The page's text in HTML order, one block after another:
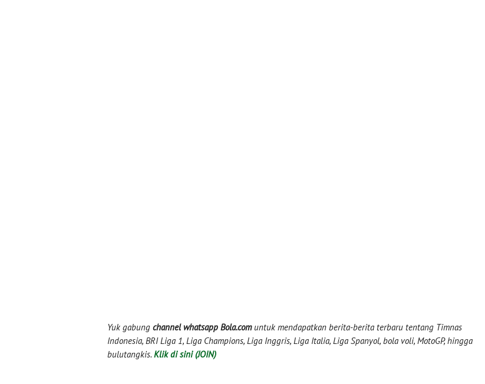
Yuk gabung channel whatsapp Bola.comuntuk mendapatkan berita-berita terbaru tentang Timnas
Indonesia, BRI Liga 1, Liga Champions, Liga Inggris, Liga Italia, Liga Spanyol, bola voli, MotoGP, hingga
bulutangkis. Klik di sini (JOIN)